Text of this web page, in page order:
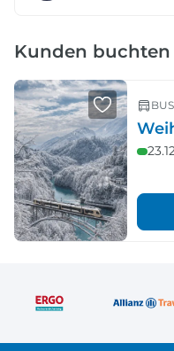
Kunden buchten
BUS